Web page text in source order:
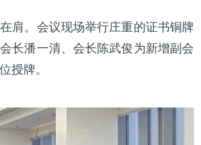
。会议现场举行庄重的证书铜牌
长潘一清、会长陈武俊为新增副会
授牌。